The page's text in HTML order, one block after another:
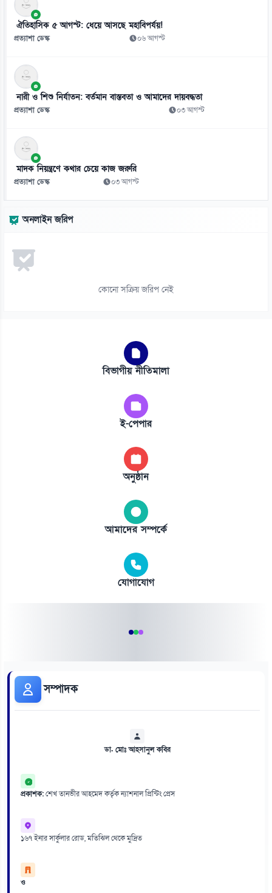
ঐতিহাসিক ৫ আগস্ট: ধেয়ে আসছে মহাবিপর্যয়!
প্রত্যাশা ডেস্ক ০৬ আগস্ট
নারী ও শিশু নির্যাতন: বর্তমান বাস্তবতা ও আমাদের দায়বদ্ধতা
প্রত্যাশা ডেস্ক ০৩ আগস্ট
মাদক নিয়ন্ত্রণে কথার চেয়ে কাজ জরুরি
প্রত্যাশা ডেস্ক ০৩ আগস্ট
অনলাইন জরিপ
কোনো সক্রিয় জরিপ নেই
বিভাগীয় নীতিমালা
ই-পেপার
অনুষ্ঠান
আমাদের সম্পর্কে
যোগাযোগ
সম্পাদক
ডা. মোঃ আহসানুল কবির
প্রকাশক:শেখ তানভীর আহমেদ কর্তৃক ন্যাশনাল প্রিন্টিং প্রেস
১৬৭ ইনার সার্কুলার রোড, মতিঝিল থেকে মুদ্রিত
ও